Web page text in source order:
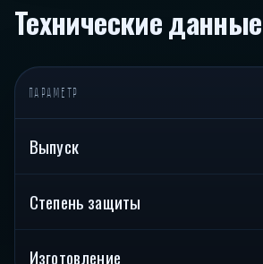
Технические
ПАРАМЕТР
Выпуск
Степень защиты
Изготовление